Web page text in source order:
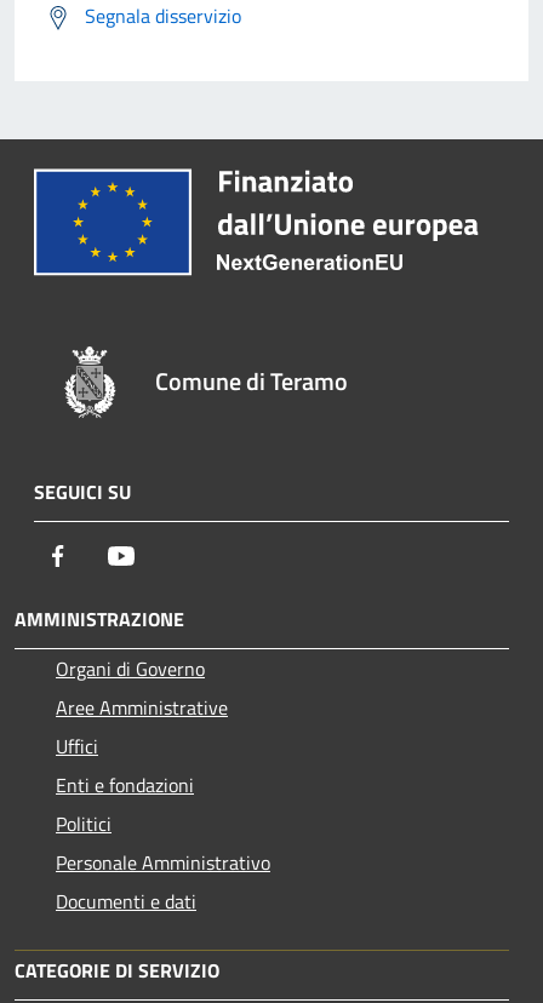
Segnala disservizio
Comune di Teramo
SEGUICI SU
Facebook
AMMINISTRAZIONE
Organi di Governo
Aree Amministrative
Uffici
Enti e fondazioni
Politici
Personale Amministrativo
Documenti e dati
CATEGORIE DI SERVIZIO